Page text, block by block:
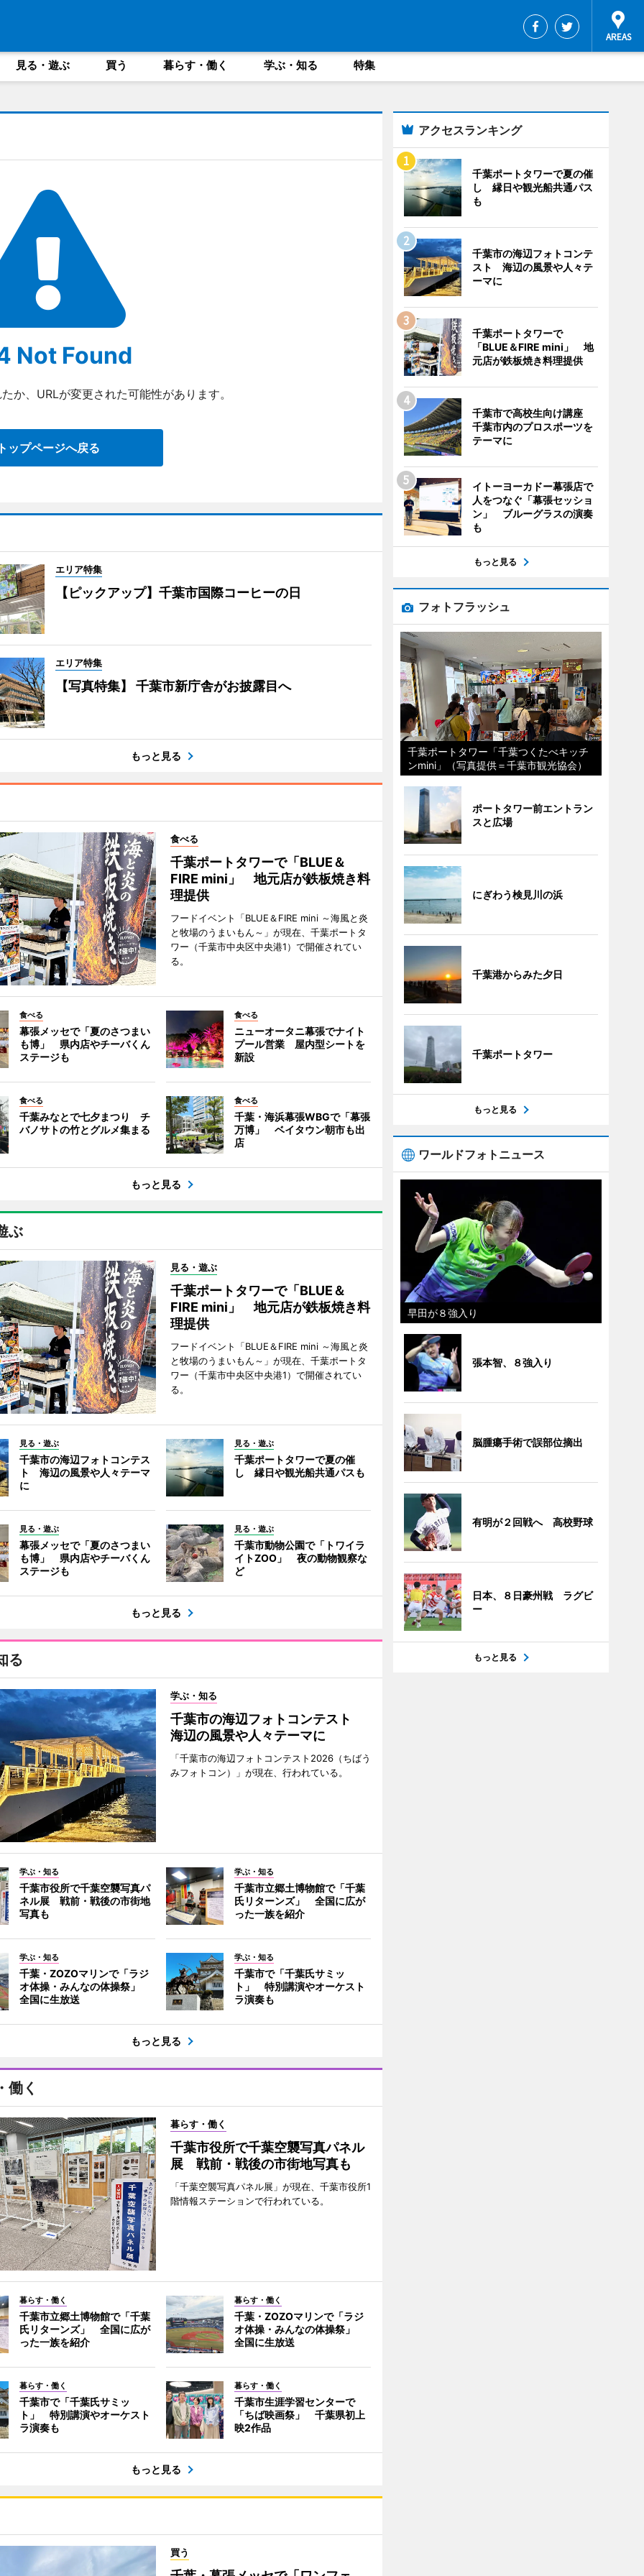
見る・遊ぶ 買う 暮らす・働く 学ぶ・知る 特集
Not Found
か、URLが変更された可能性があります。
ップページへ戻る
エリア特集
【ピックアップ】千葉市国際コーヒーの日
エリア特集
【写真特集】 千葉市新庁舎がお披露目へ
もっと見る
食べる
千葉ポートタワーで「BLUE＆
FIRE mini」 地元店が鉄板焼き料
理提供
フードイベント「BLUE＆FIRE mini ～海風と炎
と牧場のうまいもん～」が現在、千葉ポートタ
ワー（千葉市中央区中央港1）で開催されてい
る。
食べる
幕張メッセで「夏のさつまい
も博」 県内店やチーバくん
ステージも
食べる
ニューオータニ幕張でナイト
プール営業 屋内型シートを
新設
食べる
千葉みなとで七夕まつり チ
バノサトの竹とグルメ集まる
食べる
千葉・海浜幕張WBGで「幕張
万博」 ベイタウン朝市も出
店
もっと見る
ぶ
見る・遊ぶ
千葉ポートタワーで「BLUE＆
FIRE mini」 地元店が鉄板焼き料
理提供
フードイベント「BLUE＆FIRE mini ～海風と炎
と牧場のうまいもん～」が現在、千葉ポートタ
ワー（千葉市中央区中央港1）で開催されてい
る。
見る・遊ぶ
千葉市の海辺フォトコンテス
ト 海辺の風景や人々テーマ
に
見る・遊ぶ
千葉ポートタワーで夏の催
し 縁日や観光船共通パスも
見る・遊ぶ
幕張メッセで「夏のさつまい
も博」 県内店やチーバくん
ステージも
見る・遊ぶ
千葉市動物公園で「トワイラ
イトZOO」 夜の動物観察な
ど
もっと見る
る
学ぶ・知る
千葉市の海辺フォトコンテスト
海辺の風景や人々テーマに
「千葉市の海辺フォトコンテスト2026（ちばう
みフォトコン）」が現在、行われている。
学ぶ・知る
千葉市役所で千葉空襲写真パ
ネル展 戦前・戦後の市街地
写真も
学ぶ・知る
千葉市立郷土博物館で「千葉
氏リターンズ」 全国に広が
った一族を紹介
学ぶ・知る
千葉・ZOZOマリンで「ラジ
オ体操・みんなの体操祭」
全国に生放送
学ぶ・知る
千葉市で「千葉氏サミッ
ト」 特別講演やオーケスト
ラ演奏も
もっと見る
働く
暮らす・働く
千葉市役所で千葉空襲写真パネル
展 戦前・戦後の市街地写真も
「千葉空襲写真パネル展」が現在、千葉市役所1
階情報ステーションで行われている。
暮らす・働く
千葉市立郷土博物館で「千葉
氏リターンズ」 全国に広が
った一族を紹介
暮らす・働く
千葉・ZOZOマリンで「ラジ
オ体操・みんなの体操祭」
全国に生放送
暮らす・働く
千葉市で「千葉氏サミッ
ト」 特別講演やオーケスト
ラ演奏も
暮らす・働く
千葉市生涯学習センターで
「ちば映画祭」 千葉県初上
映2作品
もっと見る
買う
アクセスランキング
千葉ポートタワーで夏の催
し 縁日や観光船共通パス
も
千葉市の海辺フォトコンテ
スト 海辺の風景や人々テ
ーマに
千葉ポートタワーで
「BLUE＆FIRE mini」 地
元店が鉄板焼き料理提供
千葉市で高校生向け講座
千葉市内のプロスポーツを
テーマに
イトーヨーカドー幕張店で
人をつなぐ「幕張セッショ
ン」 ブルーグラスの演奏
も
もっと見る
フォトフラッシュ
千葉ポートタワー「千葉つくたべキッチ
ンmini」（写真提供＝千葉市観光協会）
ポートタワー前エントラン
スと広場
にぎわう検見川の浜
千葉港からみた夕日
千葉ポートタワー
もっと見る
ワールドフォトニュース
早田が８強入り
張本智、８強入り
脳腫瘍手術で誤部位摘出
有明が２回戦へ 高校野球
日本、８日豪州戦 ラグビ
ー
もっと見る